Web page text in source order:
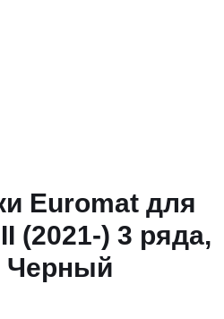
Euromat для
(2021-) 3 ряда,
Черный